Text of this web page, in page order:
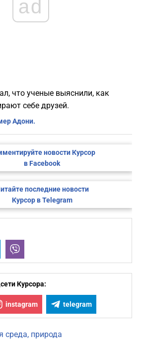
ad
что ученые выяснили, как
себе друзей.
Адони.
новости Курсор
в Facebook
последние новости
Курсор в Telegram
Telegram
Курсора:
instagram telegram
среда природа